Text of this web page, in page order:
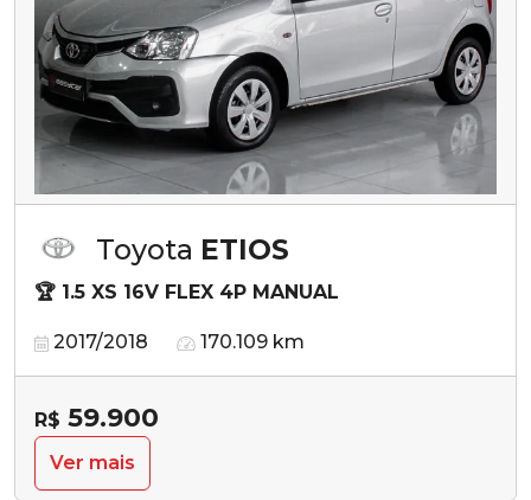
Toyota ETIOS
🏆 1.5 XS 16V FLEX 4P MANUAL
2017/2018 170.109 km
R$ 59.900
Ver mais